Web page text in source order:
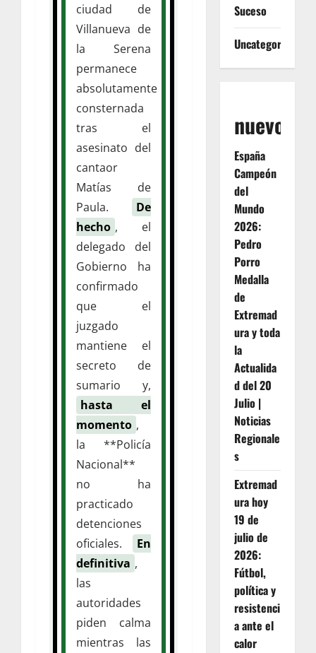
ciudad de
Villanueva de
la Serena
permanece
absolutamente
consternada
tras el
asesinato del
cantaor
Matías de
Paula.
De
hecho , el
delegado del
Gobierno ha
confirmado
que el
juzgado
mantiene el
secreto de
sumario y,
hasta el
momento ,
la **Policía
Nacional**
no ha
practicado
detenciones
oficiales.
En
definitiva ,
las
autoridades
piden calma
mientras las
Suceso
Uncategorized
nuevos
España
Campeón
del
Mundo
2026:
Pedro
Porro
Medalla
de
Extremad
ura y toda
la
Actualida
d del 20
Julio |
Noticias
Regionale
s
Extremad
ura hoy
19 de
julio de
2026:
Fútbol,
política y
resistenci
a ante el
calor